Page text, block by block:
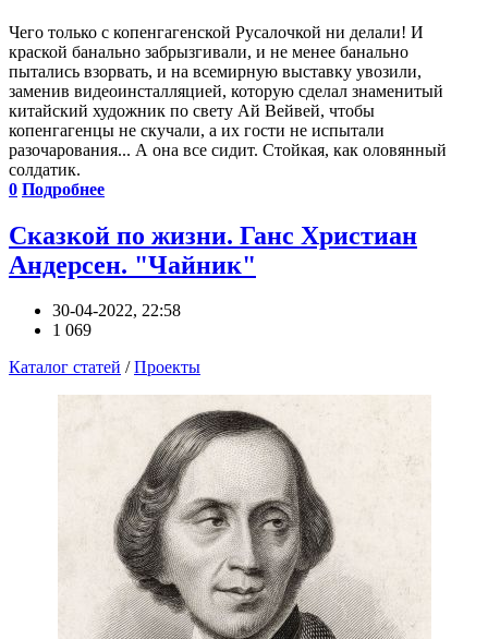
Чего только с копенгагенской Русалочкой ни делали! И
краской банально забрызгивали, и не менее банально
пытались взорвать, и на всемирную выставку увозили,
заменив видеоинсталляцией, которую сделал знаменитый
китайский художник по свету Ай Вейвей, чтобы
копенгагенцы не скучали, а их гости не испытали
разочарования... А она все сидит. Стойкая, как оловянный
солдатик.
0 Подробнее
Сказкой по жизни. Ганс Христиан
Андерсен. "Чайник"
30-04-2022, 22:58
1 069
Каталог статей /Проекты